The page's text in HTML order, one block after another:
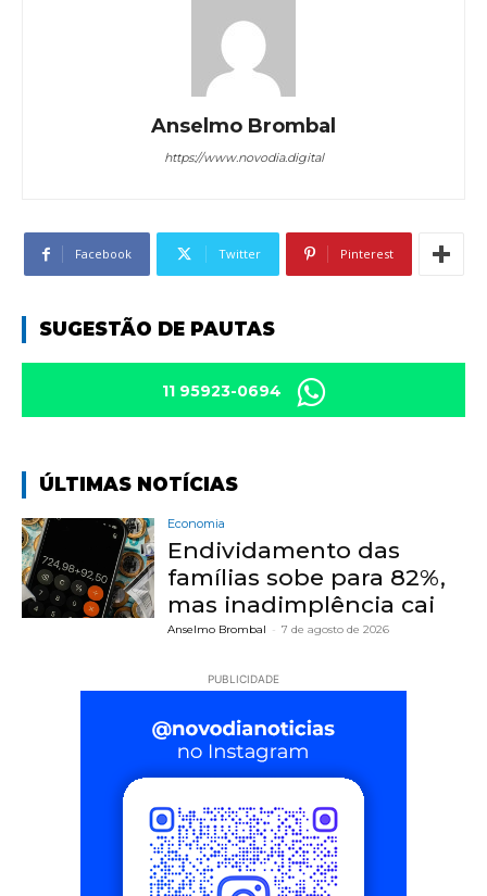
Anselmo Brombal
https://www.novodia.digital
Facebook Twitter Pinterest
SUGESTÃO DE PAUTAS
11 95923-0694
ÚLTIMAS NOTÍCIAS
Economia
Endividamento das
famílias sobe para 82%,
mas inadimplência cai
Anselmo Brombal - 7 de agosto de 2026
PUBLICIDADE